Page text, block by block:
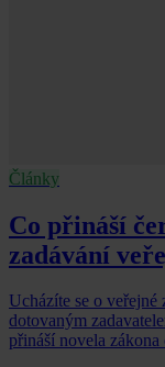
Články
Co přináší
zadávání
Ucházíte se o
dotovaným
přináší novela